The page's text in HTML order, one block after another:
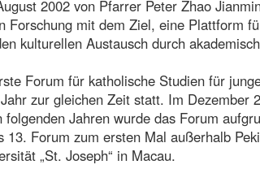
2002 von Pfarrer Peter Zhao
Forschung mit dem Ziel, eine Plattform
kulturellen Austausch durch
Forum für katholische Studien für
zur gleichen Zeit statt. Im Dezember
Jahren wurde das Forum
Forum zum ersten Mal außerhalb
„St. Joseph“ in Macau.